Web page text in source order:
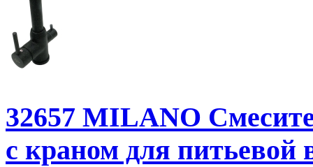
32657 MILANO
с краном для